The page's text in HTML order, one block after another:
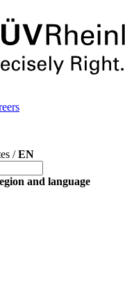
/EN
and language